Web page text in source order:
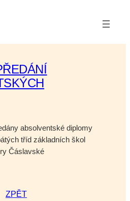
absolventské diplomy
tříd základních škol
Čáslavské
ZPĚT